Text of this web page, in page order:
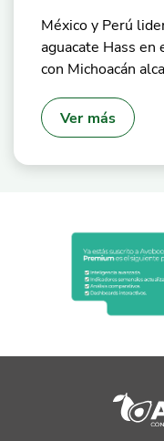
México y Perú
aguacate Hass
con Michoacán
Ver más